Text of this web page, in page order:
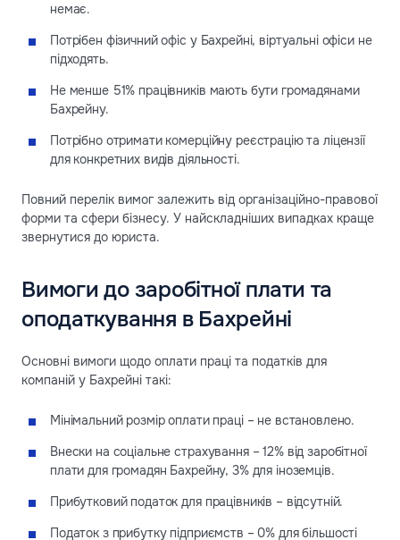
немає.
Потрібен фізичний офіс у Бахрейні, віртуальні офіси не
підходять.
Не менше 51% працівників мають бути громадянами
Бахрейну.
Потрібно отримати комерційну реєстрацію та ліцензії
для конкретних видів діяльності.
Повний перелік вимог залежить від організаційно-правової
форми та сфери бізнесу. У найскладніших випадках краще
звернутися до юриста.
Вимоги до заробітної плати та
оподаткування в Бахрейні
Основні вимоги щодо оплати праці та податків для
компаній у Бахрейні такі:
Мінімальний розмір оплати праці – не встановлено.
Внески на соціальне страхування – 12% від заробітної
плати для громадян Бахрейну, 3% для іноземців.
Прибутковий податок для працівників – відсутній.
Податок з прибутку підприємств – 0% для більшості